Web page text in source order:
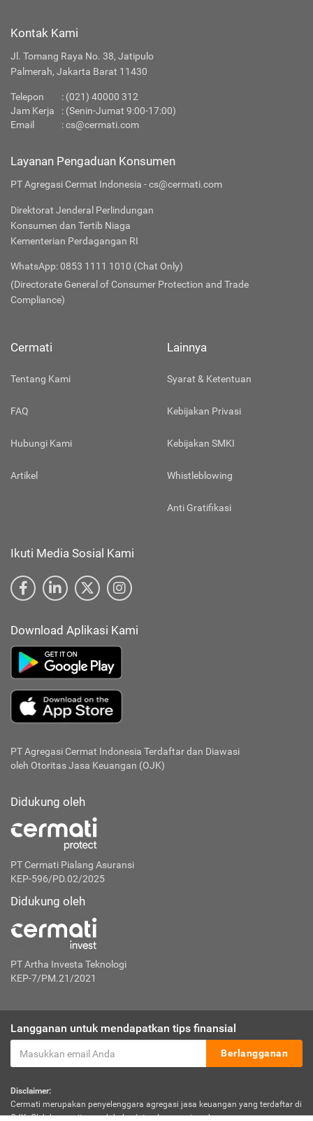
Kontak Kami
Jl. Tomang Raya No. 38, Jatipulo
Palmerah, Jakarta Barat 11430
Telepon : (021) 40000 312
Jam Kerja
: (Senin-Jumat 9:00-17:00)
Email
:cs@cermati.com
Layanan Pengaduan Konsumen
PT Agregasi Cermat Indonesia - cs@cermati.com
Direktorat Jenderal Perlindungan
Konsumen dan Tertib Niaga
Kementerian Perdagangan RI
WhatsApp: 0853 1111 1010 (Chat Only)
(Directorate General of Consumer Protection and Trade
Compliance)
Cermati
Tentang Kami
FAQ
Hubungi Kami
Artikel
Lainnya
Syarat & Ketentuan
Kebijakan Privasi
Kebijakan SMKI
Whistleblowing
Anti Gratifikasi
Ikuti Media Sosial Kami
Download Aplikasi Kami
PT Agregasi Cermat Indonesia Terdaftar dan Diawasi
oleh Otoritas Jasa Keuangan (OJK)
Didukung oleh
PT Cermati Pialang Asuransi
KEP-596/PD.02/2025
Didukung oleh
PT Artha Investa Teknologi
KEP-7/PM.21/2021
Langganan untuk mendapatkan tips finansial
Berlangganan
Disclaimer:
Cermati merupakan penyelenggara agregasi jasa keuangan yang terdaftar di
OJK. Oleh karena itu, produk dan/atau layanan jasa keuangan yang